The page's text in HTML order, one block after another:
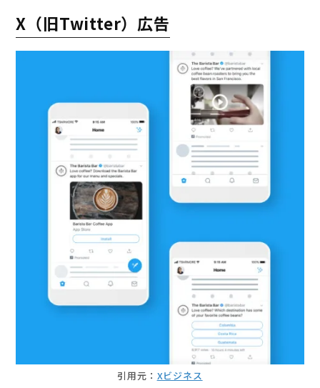
X（旧Twitter）広告
引用元： Xビジネス